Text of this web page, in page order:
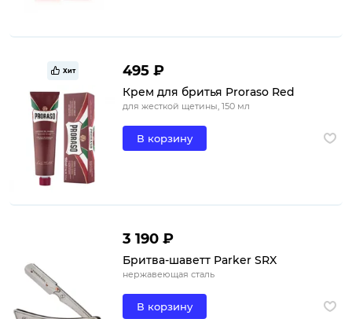
Хит 495 ₽
Крем для бритья Proraso Red
для жесткой щетины, 150 мл
В корзину
3 190 ₽
Бритва-шаветт Parker SRX
нержавеющая сталь
В корзину